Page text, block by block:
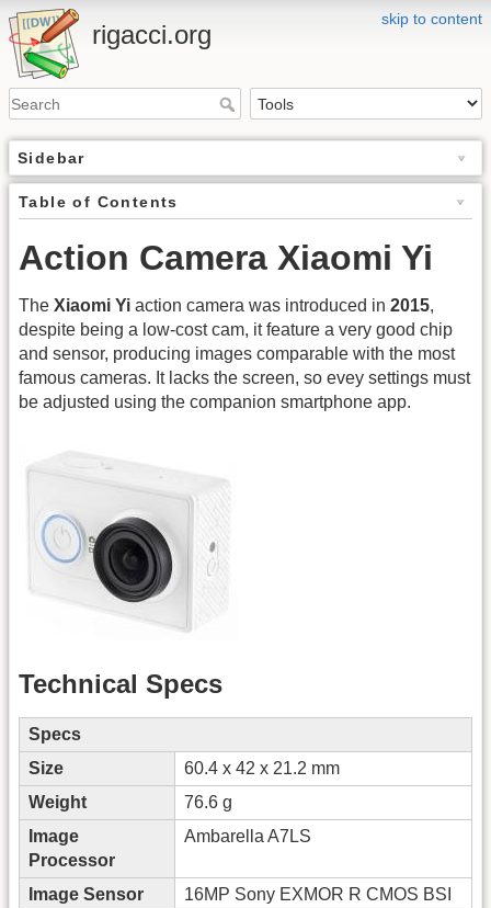
skip to content
rigacci.org
Sidebar
Table of Contents
Action Camera Xiaomi Yi
The Xiaomi Yi action camera was introduced in 2015,
despite being a low-cost cam, it feature a very good chip
and sensor, producing images comparable with the most
famous cameras. It lacks the screen, so evey settings must
be adjusted using the companion smartphone app.
Technical Specs
Specs
Size
60.4 x 42 x 21.2 mm
Weight
76.6 g
Image
Processor
Ambarella A7LS
Image Sensor
16MP Sony EXMOR R CMOS BSI